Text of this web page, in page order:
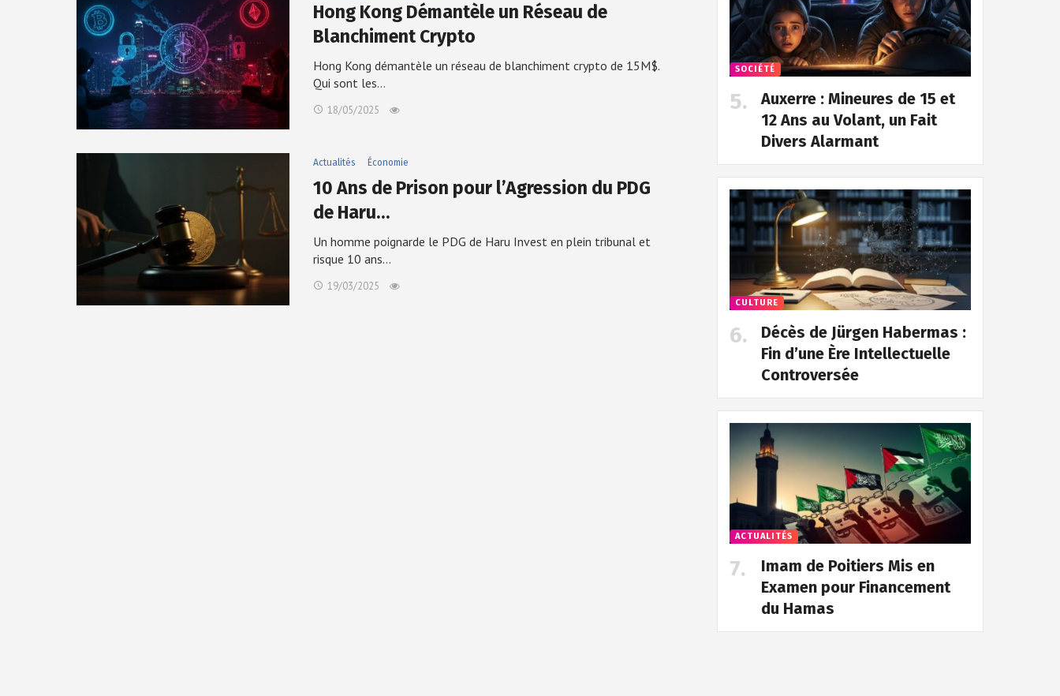
Hong Kong Démantèle un Réseau de
Blanchiment Crypto
Hong Kong démantèle un réseau de blanchiment crypto de 15M$.
Qui sont les…
18/05/2025
Actualités Économie
10 Ans de Prison pour l’Agression du PDG
de Haru…
Un homme poignarde le PDG de Haru Invest en plein tribunal et
risque 10 ans…
19/03/2025
SOCIÉTÉ
Auxerre : Mineures de 15 et
12 Ans au Volant, un Fait
Divers Alarmant
CULTURE
Décès de Jürgen Habermas :
Fin d’une Ère Intellectuelle
Controversée
ACTUALITÉS
Imam de Poitiers Mis en
Examen pour Financement
du Hamas